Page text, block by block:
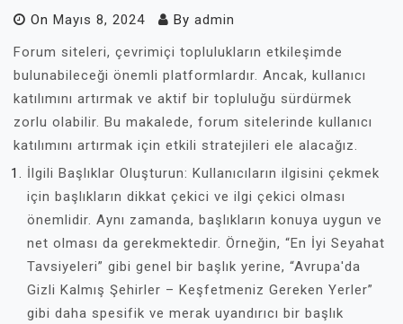
On Mayıs 8, 2024 By admin
Forum siteleri, çevrimiçi toplulukların etkileşimde
bulunabileceği önemli platformlardır. Ancak, kullanıcı
katılımını artırmak ve aktif bir topluluğu sürdürmek
zorlu olabilir. Bu makalede, forum sitelerinde kullanıcı
katılımını artırmak için etkili stratejileri ele alacağız.
İlgili Başlıklar Oluşturun: Kullanıcıların ilgisini çekmek
için başlıkların dikkat çekici ve ilgi çekici olması
önemlidir. Aynı zamanda, başlıkların konuya uygun ve
net olması da gerekmektedir. Örneğin, “En İyi Seyahat
Tavsiyeleri” gibi genel bir başlık yerine, “Avrupa'da
Gizli Kalmış Şehirler – Keşfetmeniz Gereken Yerler”
gibi daha spesifik ve merak uyandırıcı bir başlık